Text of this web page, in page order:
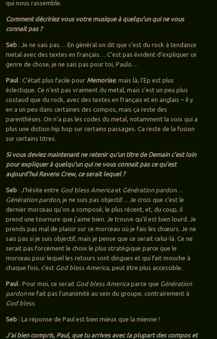
qui nous rassemble.
Comment décririez vous votre musique à quelqu’un qui ne vous
connait pas ?
Seb : Je ne sais pas… En général on dit que c’est du rock à tendance
metal avec des textes en français… C’est pas évident d’expliquer ce
genre de chose, je ne sais pas pour toi, Paulo…
Paul: C’était plus facile pour Memoriae, mais là, l’Ep est plus
éclectique. Ce n’est pas vraiment du metal, mais c’est un peu plus
costaud que du rock, avec des textes en français et en anglais – il y
en a un peu dans certaines des compos, mais ça reste des
parenthèses. On n’a pas les codes du metal, notamment la voix qui a
plus une diction hip hop sur certains passages. Ca reste de la fusion
sur certains titres.
Si vous deviez maintenant ne retenir qu’un titre de Demain c’est loin
pour expliquer à quelqu’un qui ne vous connait pas ce qu’est
aujourd’hui Ravens Crew, ce serait lequel ?
Seb: J’hésite entre God bless America etGénération pardon…
Génération pardon, je ne suis pas objectif… Je crois que c’est le
dernier morceau qu’on a composé, le plus récent, et, du coup, il
prend une tournure que j’aime bien. Je trouve qu’il est bien lourd. Je
prends pas mal de plaisir sur ce morceau où je fais les chœurs. Je ne
sais pas si je suis objectif, mais je pense que ce serait celui-là. Ce ne
serait pas forcément le choix le plus stratégique parce que le
morceau pour lequel les retours sont dingues et qui fait mouche à
chaque fois, c’est God bless America, peut être plus accessible.
Paul: Pour moi, ce serait God bless Americaparce que Génération
pardonne fait pas l’unanimité au sein du groupe, contrairement à
God bless.
Seb: La réponse de Paul est bien mieux que la mienne !
J’ai bien compris, Paul, que tu arrives avec la plupart des compos et